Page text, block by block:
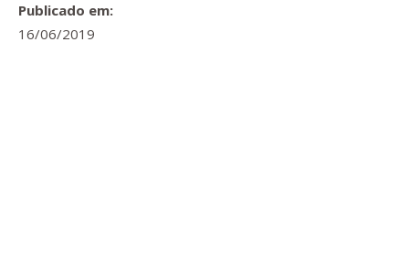
Publicado em:
16/06/2019